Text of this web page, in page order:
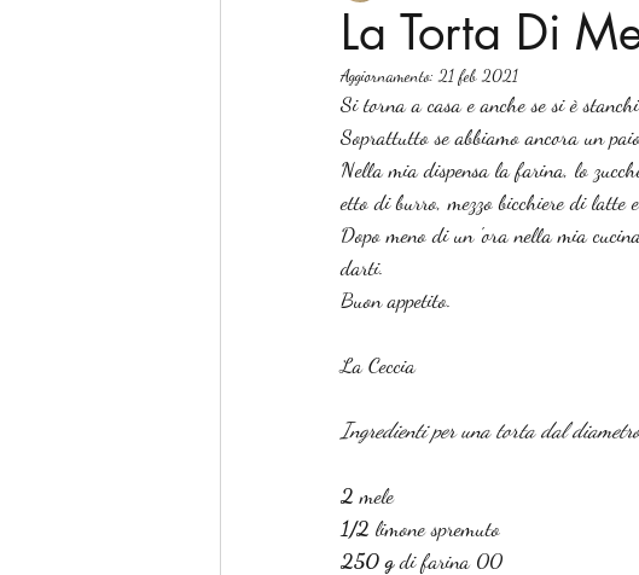
La Torta Di
Aggiornamento: 21 feb 2021
Si torna a casa e anche se si è
Soprattutto se abbiamo ancora un
Nella mia dispensa la farina, lo
etto di burro, mezzo bicchiere di latte
Dopo meno di un 'ora nella mia
darti.
Buon appetito.
La Ceccia
Ingredienti per una torta dal
2 mele
1/2 limone spremuto
250 g di farina 00